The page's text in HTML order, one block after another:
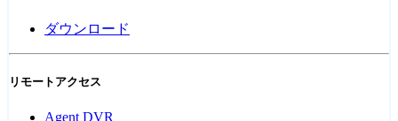
ダウンロード
リモートアクセス
Agent DVR